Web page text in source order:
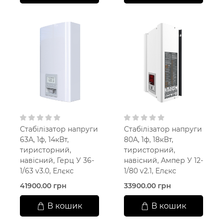
Стабілізатор напруги
63А, 1ф, 14кВт,
тиристорний,
навісний, Герц У 36-
1/63 v3.0, Елєкс
41900.00 грн
В кошик
Стабілізатор напруги
80А, 1ф, 18кВт,
тиристорний,
навісний, Ампер У 12-
1/80 v2.1, Елєкс
33900.00 грн
В кошик